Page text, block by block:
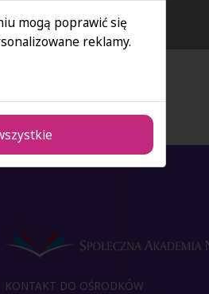
KONTAKT DO OŚRODKÓW
mogą poprawić się
reklamy.